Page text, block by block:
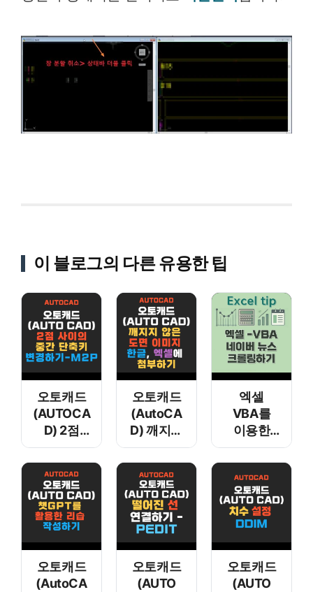
이 블로그의 다른 유용한 팁
오토캐드
(AUTOCA
D) 2점
사이의
중간
단축키
변경하기 –
M2P
오토캐드
(AutoCA
D) 깨지지
않은 도면
이미지
한글,
엑셀에
첨부하기
엑셀
VBA를
이용한
네이버
뉴스
크롤링
오토캐드
(AutoCA
오토캐드
(AUTO
오토캐드
(AUTO